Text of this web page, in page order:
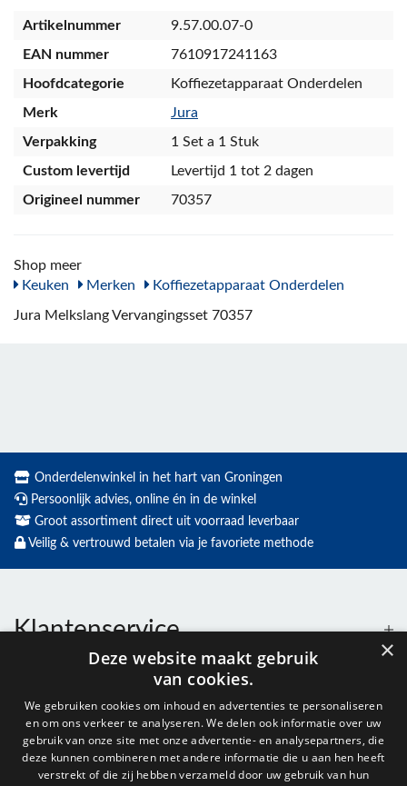
Artikelnummer
9.57.00.07-0
EAN nummer
7610917241163
Hoofdcategorie
Koffiezetapparaat Onderdelen
Merk
Jura
Verpakking
1 Set a 1 Stuk
Custom levertijd
Levertijd 1 tot 2 dagen
Origineel nummer
70357
Shop meer
Keuken
Merken Koffiezetapparaat Onderdelen
Jura Melkslang Vervangingsset 70357
Onderdelenwinkel in het hart van Groningen
Persoonlijk advies, online én in de winkel
Groot assortiment direct uit voorraad leverbaar
Veilig & vertrouwd betalen via je favoriete methode
Klantenservice
Openingstijden
×
Deze website maakt gebruik
van cookies.
We gebruiken cookies om inhoud en advertenties te personaliseren
en om ons verkeer te analyseren. We delen ook informatie over uw
gebruik van onze site met onze advertentie- en analysepartners, die
deze kunnen combineren met andere informatie die u aan hen heeft
verstrekt of die zij hebben verzameld door uw gebruik van hun